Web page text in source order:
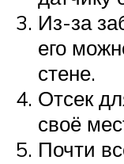
Из-за
его
стене.
Отсек
своё
Почти